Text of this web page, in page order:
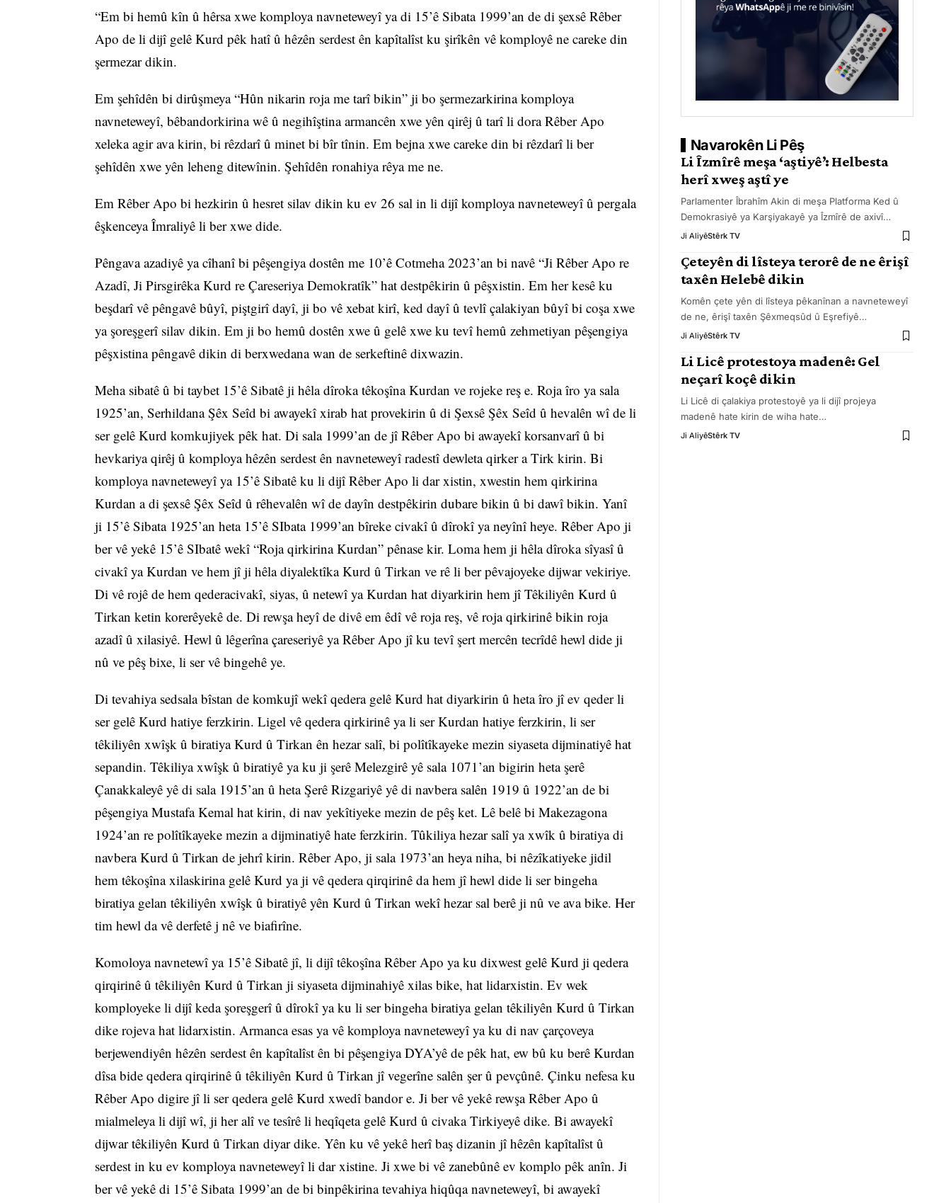
“Em bi hemû kîn û hêrsa xwe komploya navneteweyî ya di 15’ê Sibata 1999’an de di şexsê Rêber
Apo de li dijî gelê Kurd pêk hatî û hêzên serdest ên kapîtalîst ku şirîkên vê komployê ne careke din
şermezar dikin.
Em şehîdên bi dirûşmeya “Hûn nikarin roja me tarî bikin” ji bo şermezarkirina komploya
navneteweyî, bêbandorkirina wê û negihîştina armancên xwe yên qirêj û tarî li dora Rêber Apo
xeleka agir ava kirin, bi rêzdarî û minet bi bîr tînin. Em bejna xwe careke din bi rêzdarî li ber
şehîdên xwe yên leheng ditewînin. Şehîdên ronahiya rêya me ne.
Em Rêber Apo bi hezkirin û hesret silav dikin ku ev 26 sal in li dijî komploya navneteweyî û pergala
êşkenceya Îmraliyê li ber xwe dide.
Pêngava azadiyê ya cîhanî bi pêşengiya dostên me 10’ê Cotmeha 2023’an bi navê “Ji Rêber Apo re
Azadî, Ji Pirsgirêka Kurd re Çareseriya Demokratîk” hat destpêkirin û pêşxistin. Em her kesê ku
beşdarî vê pêngavê bûyî, piştgirî dayî, ji bo vê xebat kirî, ked dayî û tevlî çalakiyan bûyî bi coşa xwe
ya şoreşgerî silav dikin. Em ji bo hemû dostên xwe û gelê xwe ku tevî hemû zehmetiyan pêşengiya
pêşxistina pêngavê dikin di berxwedana wan de serkeftinê dixwazin.
Meha sibatê û bi taybet 15’ê Sibatê ji hêla dîroka têkoşîna Kurdan ve rojeke reş e. Roja îro ya sala
1925’an, Serhildana Şêx Seîd bi awayekî xirab hat provekirin û di Şexsê Şêx Seîd û hevalên wî de li
ser gelê Kurd komkujiyek pêk hat. Di sala 1999’an de jî Rêber Apo bi awayekî korsanvarî û bi
hevkariya qirêj û komploya hêzên serdest ên navneteweyî radestî dewleta qirker a Tirk kirin. Bi
komploya navneteweyî ya 15’ê Sibatê ku li dijî Rêber Apo li dar xistin, xwestin hem qirkirina
Kurdan a di şexsê Şêx Seîd û rêhevalên wî de dayîn destpêkirin dubare bikin û bi dawî bikin. Yanî
ji 15’ê Sibata 1925’an heta 15’ê SIbata 1999’an bîreke civakî û dîrokî ya neyînî heye. Rêber Apo ji
ber vê yekê 15’ê SIbatê wekî “Roja qirkirina Kurdan” pênase kir. Loma hem ji hêla dîroka sîyasî û
civakî ya Kurdan ve hem jî ji hêla diyalektîka Kurd û Tirkan ve rê li ber pêvajoyeke dijwar vekiriye.
Di vê rojê de hem qederacivakî, siyas, û netewî ya Kurdan hat diyarkirin hem jî Têkiliyên Kurd û
Tirkan ketin korerêyekê de. Di rewşa heyî de divê em êdî vê roja reş, vê roja qirkirinê bikin roja
azadî û xilasiyê. Hewl û lêgerîna çareseriyê ya Rêber Apo jî ku tevî şert mercên tecrîdê hewl dide ji
nû ve pêş bixe, li ser vê bingehê ye.
Di tevahiya sedsala bîstan de komkujî wekî qedera gelê Kurd hat diyarkirin û heta îro jî ev qeder li
ser gelê Kurd hatiye ferzkirin. Ligel vê qedera qirkirinê ya li ser Kurdan hatiye ferzkirin, li ser
têkiliyên xwîşk û biratiya Kurd û Tirkan ên hezar salî, bi polîtîkayeke mezin siyaseta dijminatiyê hat
sepandin. Têkiliya xwîşk û biratiyê ya ku ji şerê Melezgirê yê sala 1071’an bigirin heta şerê
Çanakkaleyê yê di sala 1915’an û heta Şerê Rizgariyê yê di navbera salên 1919 û 1922’an de bi
pêşengiya Mustafa Kemal hat kirin, di nav yekîtiyeke mezin de pêş ket. Lê belê bi Makezagona
1924’an re polîtîkayeke mezin a dijminatiyê hate ferzkirin. Tûkiliya hezar salî ya xwîk û biratiya di
navbera Kurd û Tirkan de jehrî kirin. Rêber Apo, ji sala 1973’an heya niha, bi nêzîkatiyeke jidil
hem têkoşîna xilaskirina gelê Kurd ya ji vê qedera qirqirinê da hem jî hewl dide li ser bingeha
biratiya gelan têkiliyên xwîşk û biratiyê yên Kurd û Tirkan wekî hezar sal berê ji nû ve ava bike. Her
tim hewl da vê derfetê j nê ve biafirîne.
Komoloya navnetewî ya 15’ê Sibatê jî, li dijî têkoşîna Rêber Apo ya ku dixwest gelê Kurd ji qedera
qirqirinê û têkiliyên Kurd û Tirkan ji siyaseta dijminahiyê xilas bike, hat lidarxistin. Ev wek
komployeke li dijî keda şoreşgerî û dîrokî ya ku li ser bingeha biratiya gelan têkiliyên Kurd û Tirkan
dike rojeva hat lidarxistin. Armanca esas ya vê komploya navneteweyî ya ku di nav çarçoveya
berjewendiyên hêzên serdest ên kapîtalîst ên bi pêşengiya DYA’yê de pêk hat, ew bû ku berê Kurdan
dîsa bide qedera qirqirinê û têkiliyên Kurd û Tirkan jî vegerîne salên şer û pevçûnê. Çinku nefesa ku
Rêber Apo digire jî li ser qedera gelê Kurd xwedî bandor e. Ji ber vê yekê rewşa Rêber Apo û
mialmeleya li dijî wî, ji her alî ve tesîrê li heqîqeta gelê Kurd û civaka Tirkiyeyê dike. Bi awayekî
dijwar têkiliyên Kurd û Tirkan diyar dike. Yên ku vê yekê herî baş dizanin jî hêzên kapîtalîst û
serdest in ku ev komploya navneteweyî li dar xistine. Ji xwe bi vê zanebûnê ev komplo pêk anîn. Ji
ber vê yekê di 15’ê Sibata 1999’an de bi binpêkirina tevahiya hiqûqa navneteweyî, bi awayekî
Navarokên Li Pêş
Li Îzmîrê meşa ‘aştiyê’: Helbesta
herî xweş aştî ye
Parlamenter Îbrahîm Akin di meşa Platforma Ked û
Demokrasiyê ya Karşiyakayê ya Îzmîrê de axivî…
Ji AliyêStêrk TV
Çeteyên di lîsteya terorê de ne êrişî
taxên Helebê dikin
Komên çete yên di lîsteya pêkanînan a navneteweyî
de ne, êrişî taxên Şêxmeqsûd û Eşrefiyê…
Ji AliyêStêrk TV
Li Licê protestoya madenê: Gel
neçarî koçê dikin
Li Licê di çalakiya protestoyê ya li dijî projeya
madenê hate kirin de wiha hate…
Ji AliyêStêrk TV